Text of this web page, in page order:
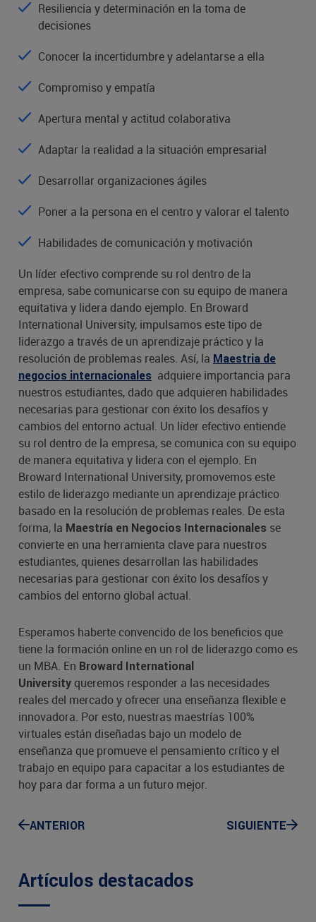
Resiliencia y determinación en la toma de
decisiones
Conocer la incertidumbre y adelantarse a ella
Compromiso y empatía
Apertura mental y actitud colaborativa
Adaptar la realidad a la situación empresarial
Desarrollar organizaciones ágiles
Poner a la persona en el centro y valorar el talento
Habilidades de comunicación y motivación
Un líder efectivo comprende su rol dentro de la
empresa, sabe comunicarse con su equipo de manera
equitativa y lidera dando ejemplo. En Broward
International University, impulsamos este tipo de
liderazgo a través de un aprendizaje práctico y la
resolución de problemas reales. Así, la Maestria de
negocios internacionales adquiere importancia para
nuestros estudiantes, dado que adquieren habilidades
necesarias para gestionar con éxito los desafíos y
cambios del entorno actual. Un líder efectivo entiende
su rol dentro de la empresa, se comunica con su equipo
de manera equitativa y lidera con el ejemplo. En
Broward International University, promovemos este
estilo de liderazgo mediante un aprendizaje práctico
basado en la resolución de problemas reales. De esta
forma, la Maestría en Negocios Internacionales se
convierte en una herramienta clave para nuestros
estudiantes, quienes desarrollan las habilidades
necesarias para gestionar con éxito los desafíos y
cambios del entorno global actual.
Esperamos haberte convencido de los beneficios que
tiene la formación online en un rol de liderazgo como es
un MBA. En Broward International
University queremos responder a las necesidades
reales del mercado y ofrecer una enseñanza flexible e
innovadora. Por esto, nuestras maestrías 100%
virtuales están diseñadas bajo un modelo de
enseñanza que promueve el pensamiento crítico y el
trabajo en equipo para capacitar a los estudiantes de
hoy para dar forma a un futuro mejor.
ANTERIOR SIGUIENTE
Artículos destacados